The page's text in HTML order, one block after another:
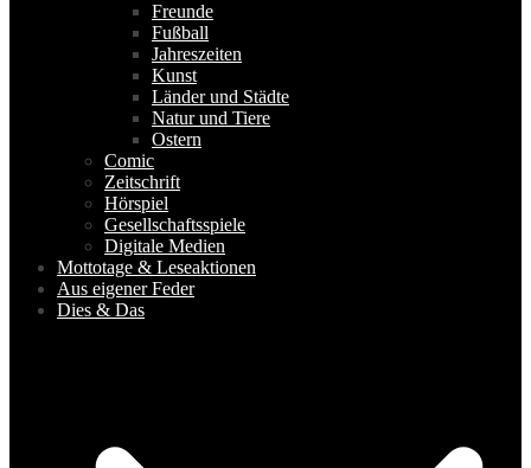
Freunde
Fußball
Jahreszeiten
Kunst
Länder und Städte
Natur und Tiere
Ostern
Comic
Zeitschrift
Hörspiel
Gesellschaftsspiele
Digitale Medien
Mottotage & Leseaktionen
Aus eigener Feder
Dies & Das